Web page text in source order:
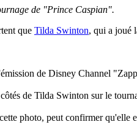
de "Prince Caspian".
que Tilda Swinton, qui a joué
de Disney Channel
de Tilda Swinton sur le
photo, peut confirmer qu'elle